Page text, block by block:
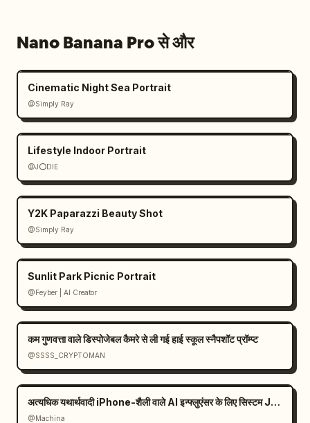
Nano Banana Pro से और
Cinematic Night Sea Portrait
@Simply Ray
Lifestyle Indoor Portrait
@J⭕DIE
Y2K Paparazzi Beauty Shot
@Simply Ray
Sunlit Park Picnic Portrait
@Feyber | AI Creator
कम गुणवत्ता वाले डिस्पोजेबल कैमरे से ली गई हाई स्कूल स्नैपशॉट प्रॉम्प्ट
@SSSS_CRYPTOMAN
अत्यधिक यथार्थवादी iPhone-शैली वाले AI इन्फ्लुएंसर के लिए सिस्टम JSON प्रॉम्प्ट टेम्पलेट
@Machina